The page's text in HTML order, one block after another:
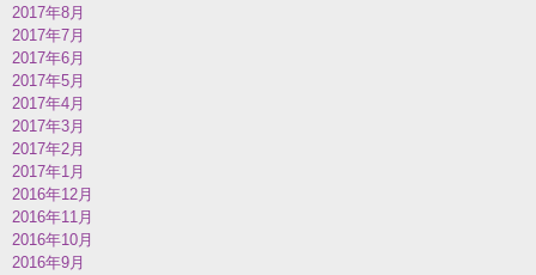
2017年8月
2017年7月
2017年6月
2017年5月
2017年4月
2017年3月
2017年2月
2017年1月
2016年12月
2016年11月
2016年10月
2016年9月